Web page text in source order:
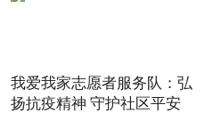
我爱我家志愿者服务队：弘
扬抗疫精神 守护社区平安